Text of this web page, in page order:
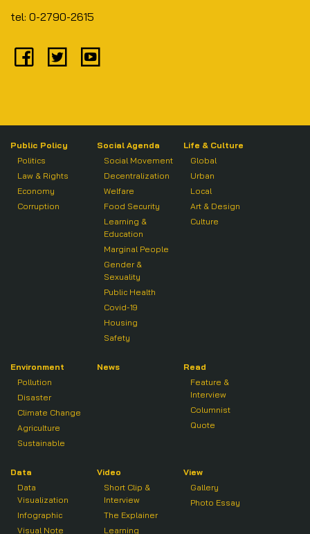
tel: 0-2790-2615
Public Policy
Politics
Law & Rights
Economy
Corruption
Social Agenda
Social Movement
Decentralization
Welfare
Food Security
Learning &
Education
Marginal People
Gender &
Sexuality
Public Health
Covid-19
Housing
Safety
Life & Culture
Global
Urban
Local
Art & Design
Culture
Environment
Pollution
Disaster
Climate Change
Agriculture
Sustainable
News
Read
Feature &
Interview
Columnist
Quote
Data
Data
Visualization
Infographic
Visual Note
Video
Short Clip &
Interview
The Explainer
Learning
View
Gallery
Photo Essay